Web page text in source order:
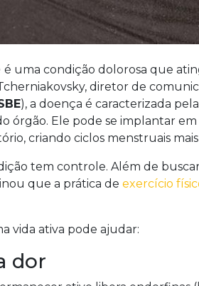
é uma condição dolorosa que
diretor de
), a doença é caracterizada
órgão. Ele pode se implantar
criando ciclos menstruais
tem controle. Além de
que a prática de exercício
vida ativa pode ajudar:
dor